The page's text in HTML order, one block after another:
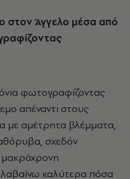
φωτογραφίζοντας
απέναντι στους
αμέτρητα βλέμματα,
σχεδόν
καλύτερα πόσα